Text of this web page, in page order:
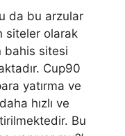
da bu arzular
siteler olarak
bahis sitesi
Cup90
yatırma ve
hızlı ve
Bu